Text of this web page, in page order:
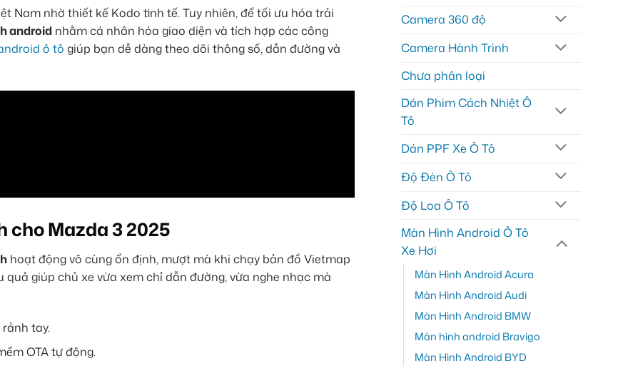
Nam nhờ thiết kế Kodo tinh tế. Tuy nhiên, để tối ưu hóa trải
android nhằm cá nhân hóa giao diện và tích hợp các công
ô tô giúp bạn dễ dàng theo dõi thông số, dẫn đường và
Mazda 3 2025
hoạt động vô cùng ổn định, mượt mà khi chạy bản đồ Vietmap
giúp chủ xe vừa xem chỉ dẫn đường, vừa nghe nhạc mà
tay.
OTA tự động.
Camera 360 độ
Camera Hành Trình
Chưa phân loại
Dán Phim Cách Nhiệt Ô
Tô
Dán PPF Xe Ô Tô
Độ Đèn Ô Tô
Độ Loa Ô Tô
Màn Hình Android Ô Tô
Xe Hơi
Màn Hình Android Acura
Màn Hình Android Audi
Màn Hình Android BMW
Màn hình android Bravigo
Màn Hình Android BYD